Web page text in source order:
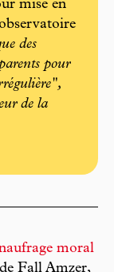
mise en
des
pour
de la
moral
Fall Amzer,